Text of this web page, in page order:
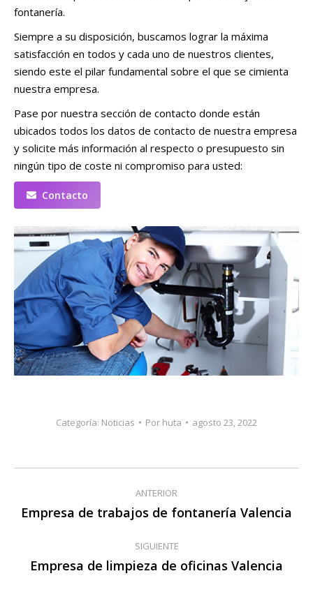
fontanería.
Siempre a su disposición, buscamos lograr la máxima
satisfacción en todos y cada uno de nuestros clientes,
siendo este el pilar fundamental sobre el que se cimienta
nuestra empresa.
Pase por nuestra sección de contacto donde están
ubicados todos los datos de contacto de nuestra empresa
y solicite más información al respecto o presupuesto sin
ningún tipo de coste ni compromiso para usted:
Contacto
Categoría: Noticias Por huta agosto 23, 2022
Navegación
entre
publicaciones
ANTERIOR
Publicación
Empresa de trabajos de fontanería Valencia
SIGUIENTE
Publicación
Empresa de limpieza de oficinas Valencia